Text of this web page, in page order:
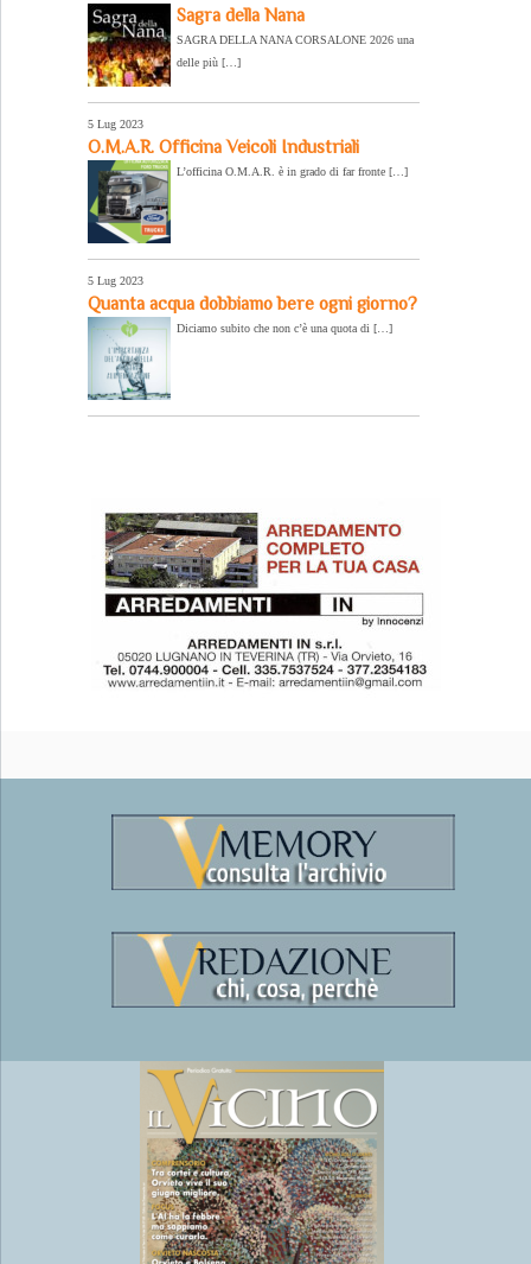
Sagra della Nana
SAGRA DELLA NANA CORSALONE 2026 una
delle più […]
5 Lug 2023
O.M.A.R. Officina Veicoli Industriali
L’officina O.M.A.R. è in grado di far fronte […]
5 Lug 2023
Quanta acqua dobbiamo bere ogni giorno?
Diciamo subito che non c’è una quota di […]